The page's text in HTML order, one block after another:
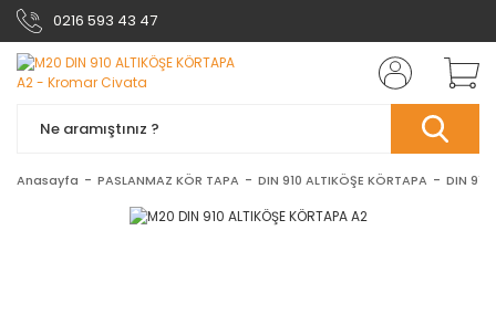
0216 593 43 47
Anasayfa PASLANMAZ KÖR TAPA DIN 910 ALTIKÖŞE KÖRTAPA DIN 910